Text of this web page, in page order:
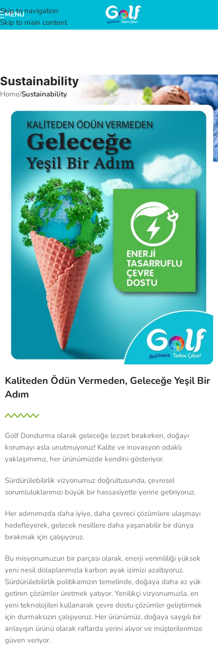
Skip to navigation
Skip to main content
MENU
Sustainability
Home/Sustainability
Kaliteden Ödün Vermeden, Geleceğe Yeşil Bir
Adım
Golf Dondurma olarak geleceğe lezzet bırakırken, doğayı
korumayı asla unutmuyoruz! Kalite ve inovasyon odaklı
yaklaşımımız, her ürünümüzde kendini gösteriyor.
Sürdürülebilirlik vizyonumuz doğrultusunda, çevresel
sorumluluklarımızı büyük bir hassasiyetle yerine getiriyoruz.
Her adımımızda daha iyiye, daha çevreci çözümlere ulaşmayı
hedefleyerek, gelecek nesillere daha yaşanabilir bir dünya
bırakmak için çalışıyoruz.
Bu misyonumuzun bir parçası olarak, enerji verimliliği yüksek
yeni nesil dolaplarımızla karbon ayak izimizi azaltıyoruz.
Sürdürülebilirlik politikamızın temelinde, doğaya daha az yük
getiren çözümler üretmek yatıyor. Yenilikçi vizyonumuzla, en
yeni teknolojileri kullanarak çevre dostu çözümler geliştirmek
için durmaksızın çalışıyoruz. Her ürünümüz, doğaya saygılı bir
anlayışın ürünü olarak raflarda yerini alıyor ve müşterilerimize
güven veriyor.